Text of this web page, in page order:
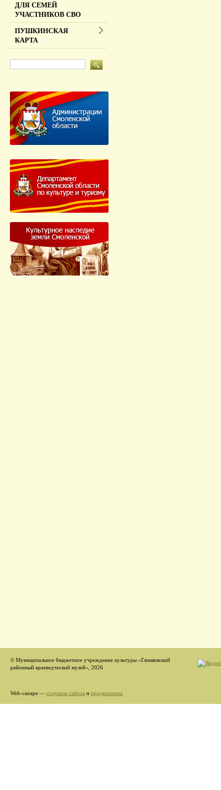
ДЛЯ СЕМЕЙ
УЧАСТНИКОВ СВО
ПУШКИНСКАЯ
КАРТА
© Муниципальное бюджетное учреждение культуры «Глинковский
районный краеведческий музей», 2026
Web-canape — создание сайтов и продвижение